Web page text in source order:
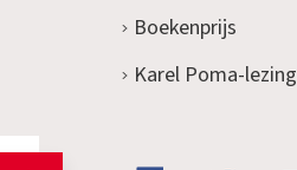
Boekenprijs
Karel Poma-lezing